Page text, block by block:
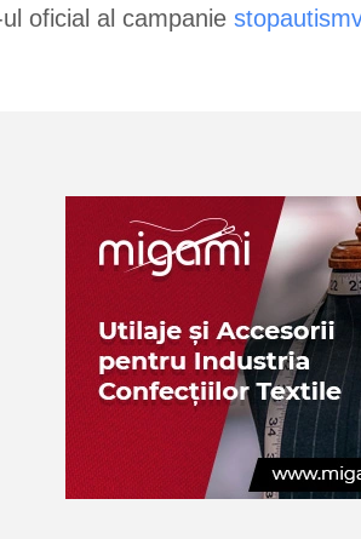
oficial al campanie